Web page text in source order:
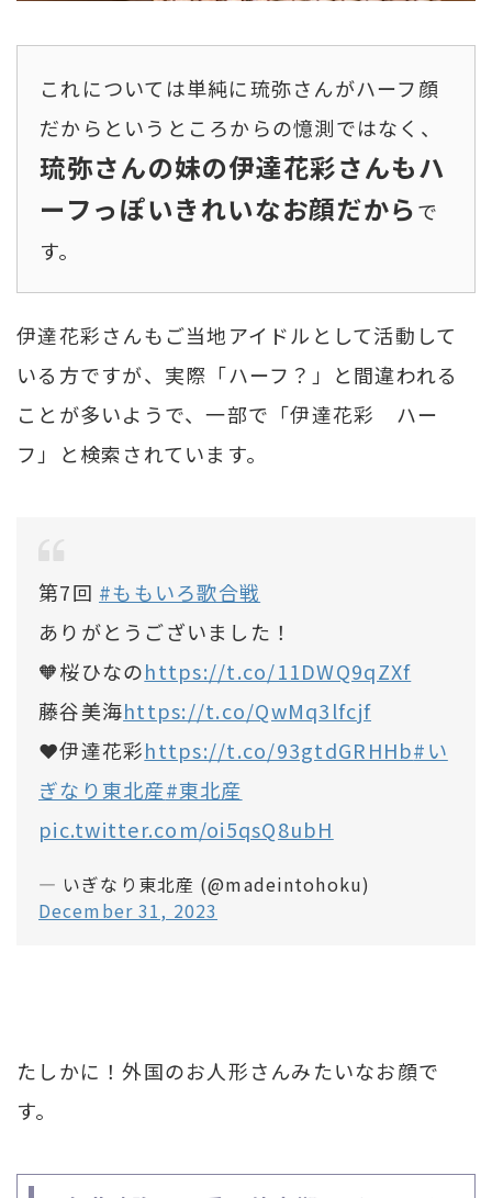
これについては単純に琉弥さんがハーフ顔
だからというところからの憶測ではなく、
琉弥さんの妹の伊達花彩さんもハ
ーフっぽいきれいなお顔だからで
す。
伊達花彩さんもご当地アイドルとして活動して
いる方ですが、実際「ハーフ？」と間違われる
ことが多いようで、一部で「伊達花彩 ハー
フ」と検索されています。
第7回 #ももいろ歌合戦
ありがとうございました！
🧡桜ひなのhttps://t.co/11DWQ9qZXf
藤谷美海https://t.co/QwMq3lfcjf
❤️伊達花彩https://t.co/93gtdGRHHb#い
ぎなり東北産#東北産
pic.twitter.com/oi5qsQ8ubH
— いぎなり東北産 (@madeintohoku)
December 31, 2023
たしかに！外国のお人形さんみたいなお顔で
す。